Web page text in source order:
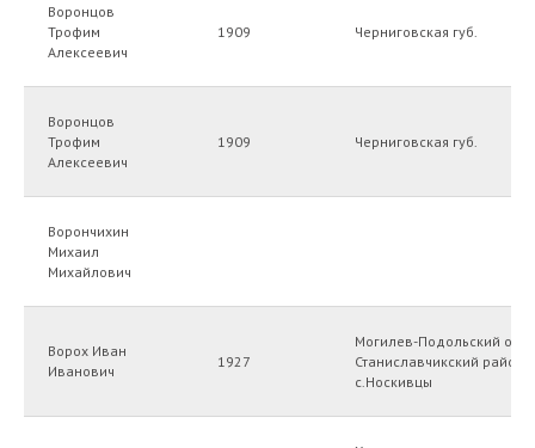
Воронцов
Трофим
Алексеевич
1909 Черниговская губ.
Воронцов
Трофим
Алексеевич
1909 Черниговская губ.
Ворончихин
Михаил
Михайлович
Ворох Иван
Иванович
1927
Могилев-Подольский окр.,
Станиславчикский район,
с.Носкивцы